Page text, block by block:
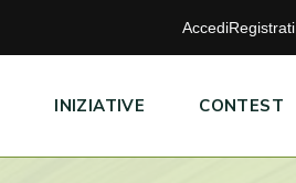
AccediRegistrati
INIZIATIVE CONTEST